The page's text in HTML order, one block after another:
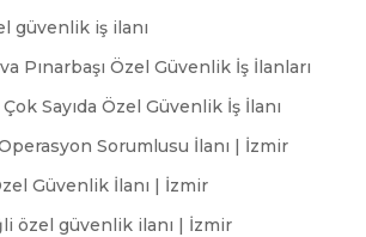
güvenlik iş ilanı
Pınarbaşı Özel Güvenlik İş İlanları
Sayıda Özel Güvenlik İş İlanı
Sorumlusu İlanı | İzmir
Güvenlik İlanı | İzmir
özel güvenlik ilanı | İzmir